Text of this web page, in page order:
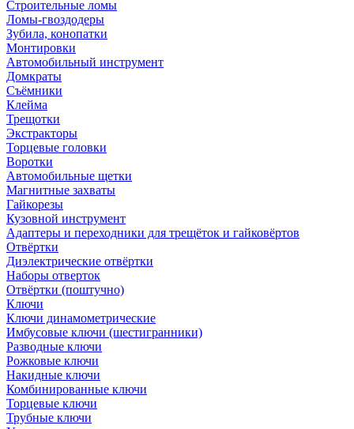
Строительные ломы
Ломы-гвоздодеры
Зубила, конопатки
Монтировки
Автомобильный инструмент
Домкраты
Съёмники
Клейма
Трещотки
Экстракторы
Торцевые головки
Воротки
Автомобильные щетки
Магнитные захваты
Гайкорезы
Кузовной инструмент
Адаптеры и переходники для трещёток и гайковёртов
Отвёртки
Диэлектрические отвёртки
Наборы отверток
Отвёртки (поштучно)
Ключи
Ключи динамометрические
Имбусовые ключи (шестигранники)
Разводные ключи
Рожковые ключи
Накидные ключи
Комбинированные ключи
Торцевые ключи
Трубные ключи